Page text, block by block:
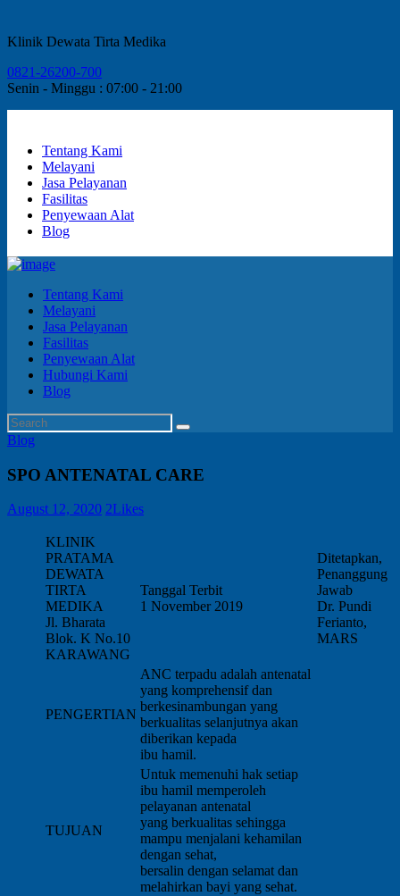
Klinik Dewata Tirta Medika
0821-26200-700
Senin - Minggu : 07:00 - 21:00
Tentang Kami
Melayani
Jasa Pelayanan
Fasilitas
Penyewaan Alat
Blog
Tentang Kami
Melayani
Jasa Pelayanan
Fasilitas
Penyewaan Alat
Hubungi Kami
Blog
Blog
SPO ANTENATAL CARE
August 12, 2020 2Likes
KLINIK
PRATAMA
DEWATA
TIRTA
MEDIKA
Jl. Bharata
Blok. K No.10
KARAWANG
Tanggal Terbit
1 November 2019
Ditetapkan,
Penanggung
Jawab
Dr. Pundi
Ferianto,
MARS
PENGERTIAN
ANC terpadu adalah antenatal
yang komprehensif dan
berkesinambungan yang
berkualitas selanjutnya akan
diberikan kepada
ibu hamil.
TUJUAN
Untuk memenuhi hak setiap
ibu hamil memperoleh
pelayanan antenatal
yang berkualitas sehingga
mampu menjalani kehamilan
dengan sehat,
bersalin dengan selamat dan
melahirkan bayi yang sehat.